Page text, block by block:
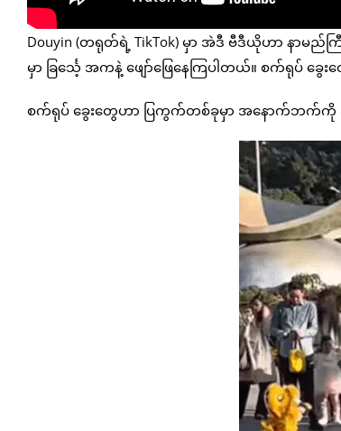
Douyin (တရုတ်ရဲ့ TikTok) မှာ အဲဒီ ဗီဒီယိုဟာ နာမည်
မှာ ခြင်္သေ့ အကနဲ့ ဖျော်ဖြေနေကြပါတယ်။ စက်ရုပ်
စက်ရုပ် ခွေးတွေဟာ ပြကွက်တစ်ခုမှာ အနောက်ဘက်ကို